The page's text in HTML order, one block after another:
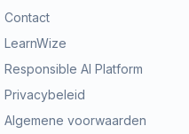
Contact
LearnWize
Responsible AI Platform
Privacybeleid
Algemene voorwaarden